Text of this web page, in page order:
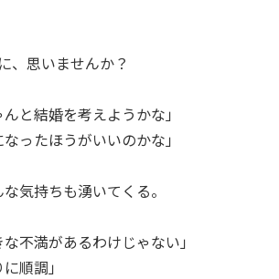
、思いませんか？
んと結婚を考えようかな」
なったほうがいいのかな」
気持ちも湧いてくる。
な不満があるわけじゃない」
順調」